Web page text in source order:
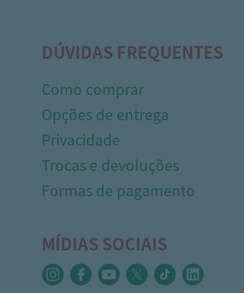
DÚVIDAS FREQUENTES
Como comprar
Opções de entrega
Privacidade
Trocas e devoluções
Formas de pagamento
MÍDIAS SOCIAIS